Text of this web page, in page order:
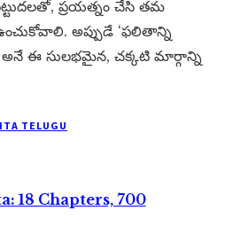
ప్రయత్నం చేసి తమ
అప్పుడే ‘ఫలితాన్ని
ఈ సులభమైన, చక్కటి మార్గాన్ని
TELUGU
18 Chapters, 700